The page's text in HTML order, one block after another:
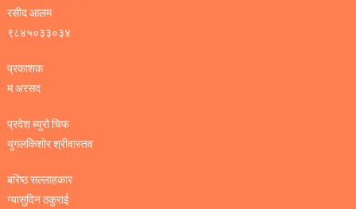
रसीद आलम
९८४५०३३०३४
प्रकाशक
म.अरसद
प्रदेश ब्युरो चिफ
युगलकिशोर श्रीवास्तव
बरिष्ठ सल्लाहकार
ग्यासुदिन ठकुराई